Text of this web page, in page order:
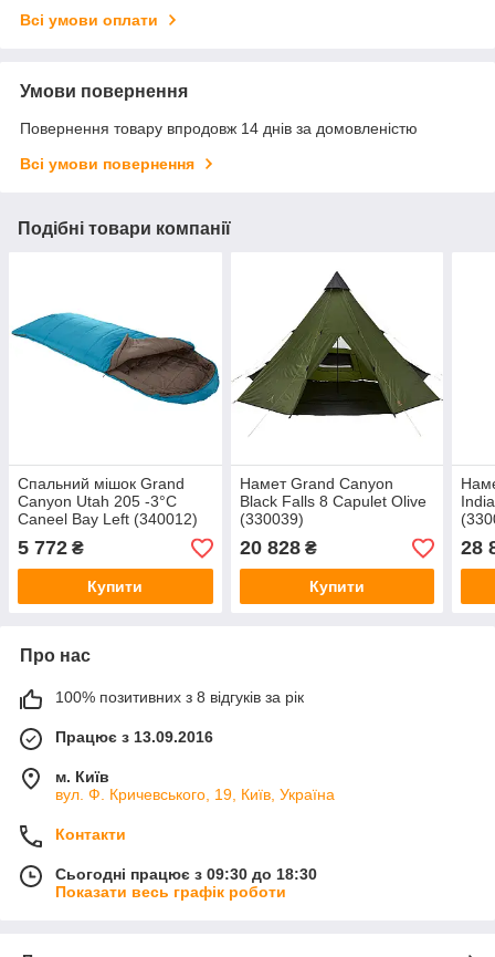
Всі умови оплати
Умови повернення
Повернення товару впродовж 14 днів за домовленістю
Всі умови повернення
Подібні товари компанії
Спальний мішок Grand
Canyon Utah 205 -3°C
Caneel Bay Left (340012)
5 772 ₴
Купити
Намет Grand Canyon
Black Falls 8 Capulet Olive
(330039)
20 828₴
Купити
28
Про нас
100% позитивних з 8 відгуків за рік
Працює з 13.09.2016
м. Київ
вул. Ф. Кричевського, 19, Київ, Україна
Контакти
Сьогодні працює з 09:30 до 18:30
Показати весь графік роботи